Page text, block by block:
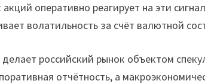
оперативно реагирует на эти
волатильность за счёт валютной
российский рынок объектом
отчётность, а